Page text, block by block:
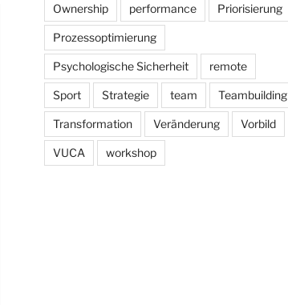
Ownership performance Priorisierung
Prozessoptimierung
Psychologische Sicherheit remote
Sport Strategie team Teambuilding
Transformation Veränderung Vorbild
VUCA workshop